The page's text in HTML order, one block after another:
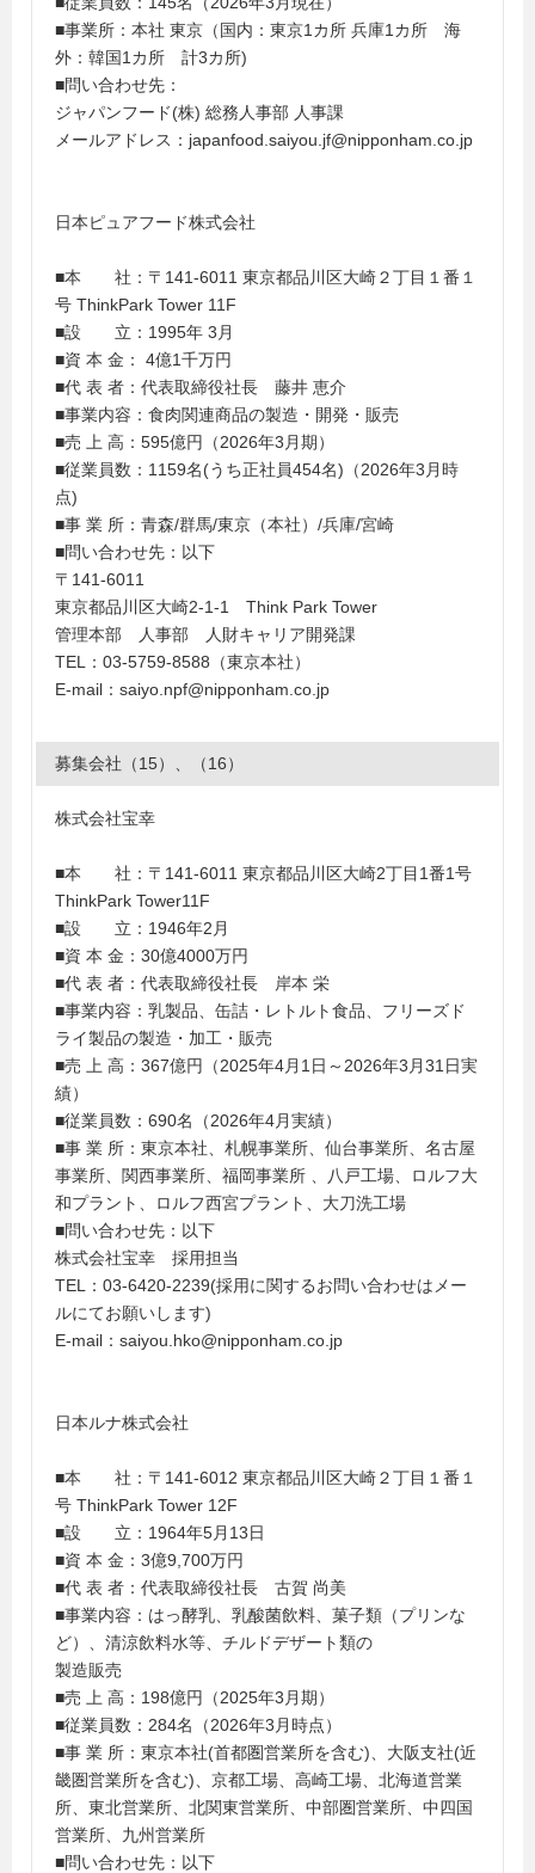
■事業所：本社 東京（国内：東京1カ所 兵庫1カ所 海
外：韓国1カ所 計3カ所)
■問い合わせ先：
ジャパンフード(株) 総務人事部 人事課
メールアドレス：japanfood.saiyou.jf@nipponham.co.jp
日本ピュアフード株式会社
■本 社：〒141-6011 東京都品川区大崎２丁目１番１
号 ThinkPark Tower 11F
■設 立：1995年 3月
■資 本 金： 4億1千万円
■代 表 者：代表取締役社長 藤井 恵介
■事業内容：食肉関連商品の製造・開発・販売
■売 上 高：595億円（2026年3月期）
■従業員数：1159名(うち正社員454名)（2026年3月時
点)
■事 業 所：青森/群馬/東京（本社）/兵庫/宮崎
■問い合わせ先：以下
〒141-6011
東京都品川区大崎2-1-1 Think Park Tower
管理本部 人事部 人財キャリア開発課
TEL：03-5759-8588（東京本社）
E-mail：saiyo.npf@nipponham.co.jp
募集会社（15）、（16）
株式会社宝幸
■本 社：〒141-6011 東京都品川区大崎2丁目1番1号
ThinkPark Tower11F
■設 立：1946年2月
■資 本 金：30億4000万円
■代 表 者：代表取締役社長 岸本 栄
■事業内容：乳製品、缶詰・レトルト食品、フリーズド
ライ製品の製造・加工・販売
■売 上 高：367億円（2025年4月1日～2026年3月31日実
績）
■従業員数：690名（2026年4月実績）
■事 業 所：東京本社、札幌事業所、仙台事業所、名古屋
事業所、関西事業所、福岡事業所 、八戸工場、ロルフ大
和プラント、ロルフ西宮プラント、大刀洗工場
■問い合わせ先：以下
株式会社宝幸 採用担当
TEL：03-6420-2239(採用に関するお問い合わせはメー
ルにてお願いします)
E-mail：saiyou.hko@nipponham.co.jp
日本ルナ株式会社
■本 社：〒141-6012 東京都品川区大崎２丁目１番１
号 ThinkPark Tower 12F
■設 立：1964年5月13日
■資 本 金：3億9,700万円
■代 表 者：代表取締役社長 古賀 尚美
■事業内容：はっ酵乳、乳酸菌飲料、菓子類（プリンな
ど）、清涼飲料水等、チルドデザート類の
製造販売
■売 上 高：198億円（2025年3月期）
■従業員数：284名（2026年3月時点）
■事 業 所：東京本社(首都圏営業所を含む)、大阪支社(近
畿圏営業所を含む)、京都工場、高崎工場、北海道営業
所、東北営業所、北関東営業所、中部圏営業所、中四国
営業所、九州営業所
■問い合わせ先：以下